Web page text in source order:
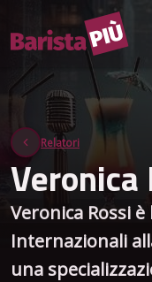
Relatori
Veronica
Veronica Rossi
Internazionali
una